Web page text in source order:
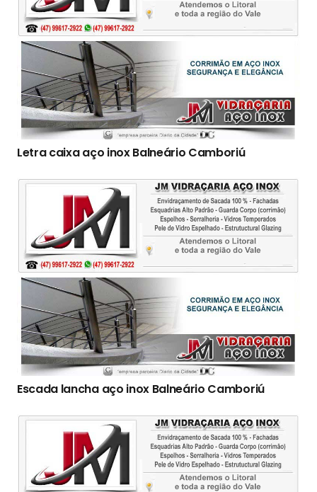
Letra caixa aço inox Balneário Camboriú
Escada lancha aço inox Balneário Camboriú